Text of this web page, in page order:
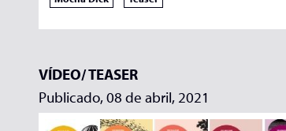
VÍDEO/TEASER
Publicado, 08 de abril, 2021